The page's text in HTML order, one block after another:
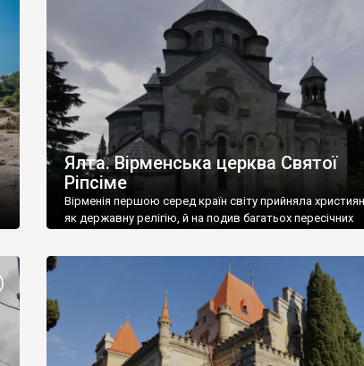
називаються «повстяками» (postaki)…” “Вино. Крим
виробляє відмінне вино і його вдосталь: воно все
легке біле і дуже […]
Ялта. Вірменська церква Святої
Ріпсіме
Вірменія першою серед країн світу прийняла
як державну релігію, й на подив багатьох пересічних